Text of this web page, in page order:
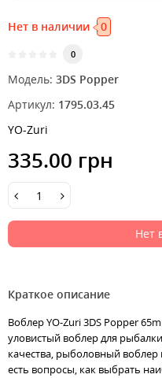
Нет в наличии 0
0
Модель: 3DS Popper
Артикул: 1795.03.45
YO-Zuri
335.00 грн
Нет
Краткое описание
Воблер YO-Zuri 3DS Popper
уловистый воблер для
качества, рыболовный воблер
есть вопросы, как выбрать